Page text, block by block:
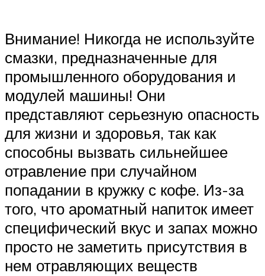
Внимание! Никогда не используйте
смазки, предназначенные для
промышленного оборудования и
модулей машины! Они
представляют серьезную опасность
для жизни и здоровья, так как
способны вызвать сильнейшее
отравление при случайном
попадании в кружку с кофе. Из-за
того, что ароматный напиток имеет
специфический вкус и запах можно
просто не заметить присутствия в
нем отравляющих веществ